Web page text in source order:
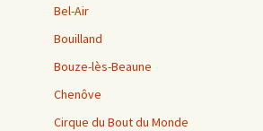
Bel-Air
Bouilland
Bouze-lès-Beaune
Chenôve
Cirque du Bout du Monde